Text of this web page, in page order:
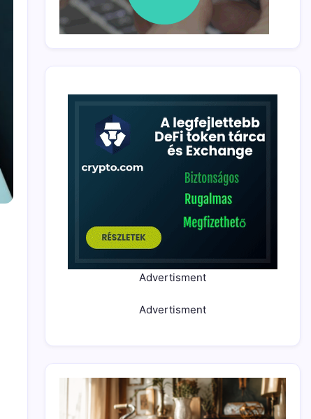
Advertisment
Advertisment